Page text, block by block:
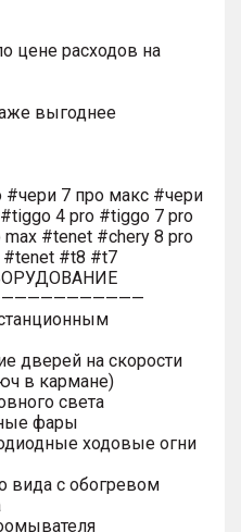
цене расходов на
выгоднее
7 про макс #чери
4 pro #tiggo 7 pro
#tenet #chery 8 pro
#tenet #t8 #t7
дверей на скорости
в кармане)
света
фары
ходовые огни
вида с обогревом